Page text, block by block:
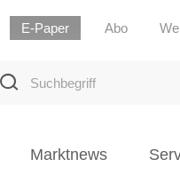
E-Paper Abo
Marktnews